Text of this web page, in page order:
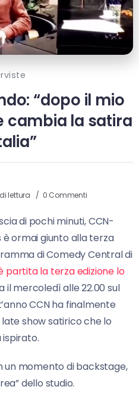
“dopo il mio
cambia la satira
lettura 0 Commenti
di pochi minuti, CCN-
ormai giunto alla terza
di Comedy Central di
partita la terza edizione lo
il mercoledì alle 22.00 sul
CCN ha finalmente
show satirico che lo
ispirato.
un momento di backstage,
dello studio.